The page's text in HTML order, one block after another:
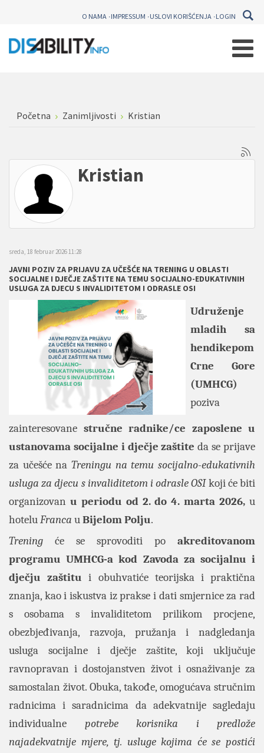
O NAMA IMPRESSUM USLOVI KORIŠĆENJA LOGIN
Početna Zanimljivosti Kristian
Kristian
sreda, 18 februar 2026 11:28
JAVNI POZIV ZA PRIJAVU ZA UČEŠĆE NA TRENING U OBLASTI
SOCIJALNE I DJEČJE ZAŠTITE NA TEMU SOCIJALNO-EDUKATIVNIH
USLUGA ZA DJECU S INVALIDITETOM I ODRASLE OSI
Udruženje
mladih sa
hendikepom
Crne Gore
(UMHCG)
poziva
zainteresovane stručne radnike/ce zaposlene u
ustanovama socijalne i dječje zaštiteda se prijave
za učešće na Treningu na temu socijalno-edukativnih
usluga za djecu s invaliditetom i odrasle OSIkoji će biti
organizovan u periodu od 2. do 4. marta 2026, u
hoteluFranca uBijelom Polju.
Trening će se sprovoditi po akreditovanom
programu UMHCG-a kod Zavoda za socijalnu i
dječju zaštitu i obuhvatiće teorijska i praktična
znanja, kao i iskustva iz prakse i dati smjernice za rad
s osobama s invaliditetom prilikom procjene,
obezbjeđivanja, razvoja, pružanja i nadgledanja
usluga socijalne i dječje zaštite, koji uključuje
ravnopravan i dostojanstven život i osnaživanje za
samostalan život. Obuka, takođe, omogućava stručnim
radnicima i saradnicima da adekvatnije sagledaju
individualne potrebe korisnika i predlože
najadekvatnije mjere, tj. usluge kojima će se postići